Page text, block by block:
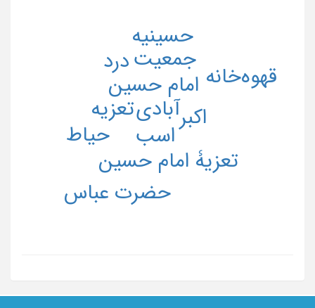
آبادی
اسب
امام حسین
اکبر
تعزیه
تعزیۀ امام حسین
جمعیت
حسینیه
حضرت عباس
حیاط
درد
قهوه‌خانه